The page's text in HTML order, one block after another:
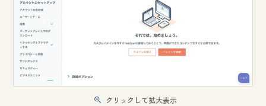
クリックして拡大表示